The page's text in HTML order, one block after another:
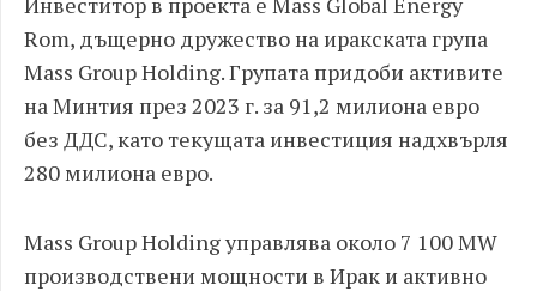
Rom, дъщерно дружество на иракската група
Mass Group Holding. Групата придоби активите
на Минтия през 2023 г. за 91,2 милиона евро
без ДДС, като текущата инвестиция надхвърля
280 милиона евро.
Mass Group Holding управлява около 7 100 MW
производствени мощности в Ирак и активно